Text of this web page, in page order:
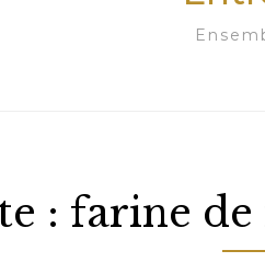
: farine de